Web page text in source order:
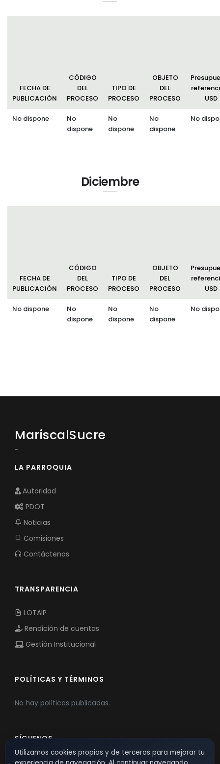
FECHA DE
PUBLICACIÓN
CÓDIGO
DEL
PROCESO
TIPO DE
PROCESO
OBJETO
DEL
PROCESO
USD
No dispone
No
dispone
No
dispone
No
dispone
No
Diciembre
FECHA DE
PUBLICACIÓN
CÓDIGO
DEL
PROCESO
TIPO DE
PROCESO
OBJETO
DEL
PROCESO
USD
No dispone
No
dispone
No
dispone
No
dispone
No
MariscalSucre
-
LA PARROQUIA
Autoridad
PDOT
Noticias
Comisiones
Contáctenos
TRANSPARENCIA
LOTAIP
Rendición de cuentas
Gestión Institucional
POLÍTICAS Y TÉRMINOS
No hay políticas publicadas.
SÍGUENOS
Utilizamos cookies propias y de terceros para mejorar tu